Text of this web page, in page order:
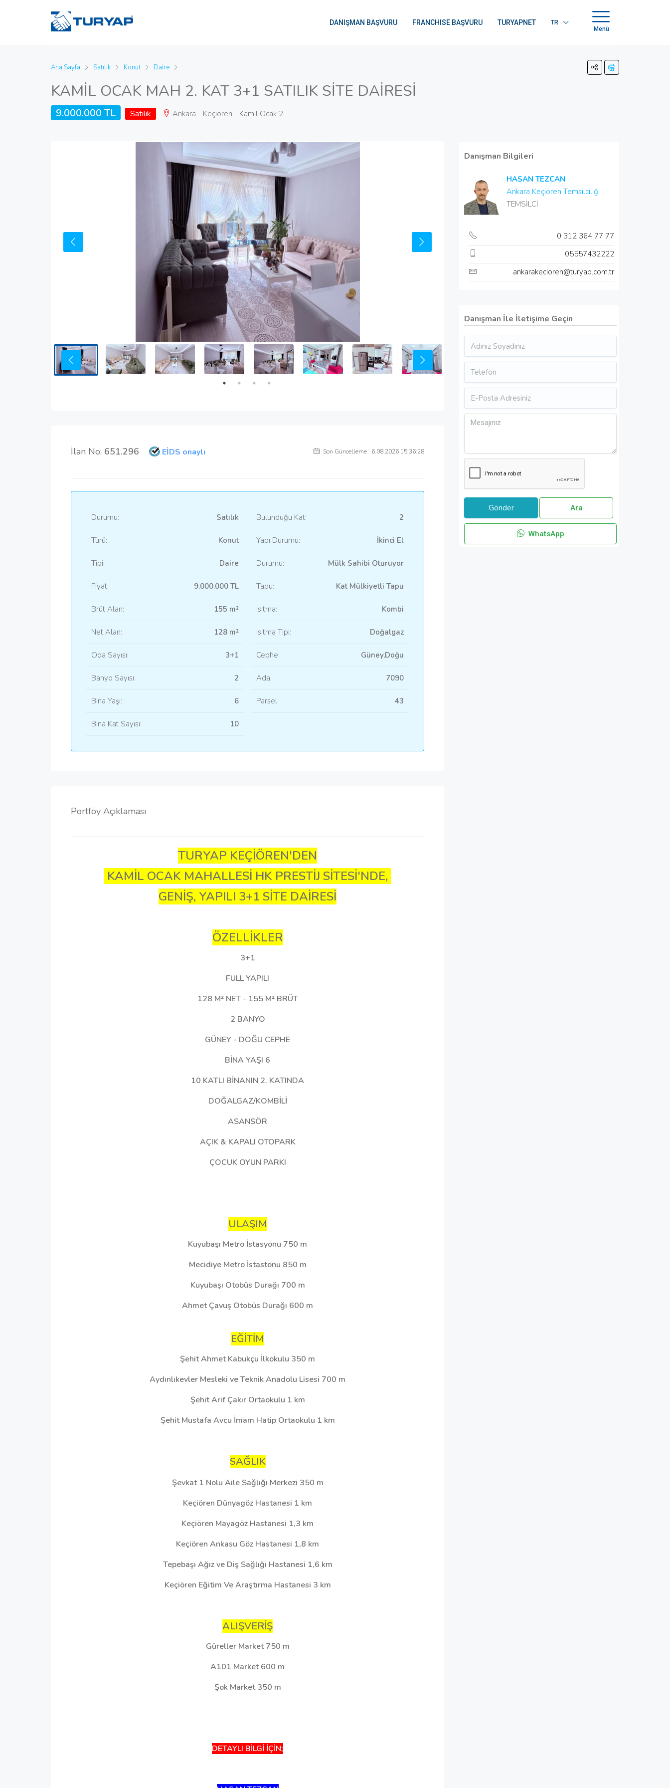
DANIŞMAN BAŞVURU FRANCHISE BAŞVURU TURYAPNET
TR
Menü
Ana Sayfa Satılık Konut Daire
KAMİL OCAK MAH 2. KAT 3+1 SATILIK SİTE DAİRESİ
9.000.000 TL Satılık Ankara - Keçiören - Kamıl Ocak 2
İlan No: 651.296 EİDS onaylı Son Güncelleme : 6.08.2026 15:36:28
Durumu: Satılık
Türü: Konut
Tipi: Daire
Fiyat: 9.000.000 TL
Brüt Alan: 155 m²
Net Alan: 128 m²
Oda Sayısı: 3+1
Banyo Sayısı: 2
Bina Yaşı: 6
Bina Kat Sayısı: 10
Bulunduğu Kat: 2
Yapı Durumu: İkinci El
Durumu: Mülk Sahibi Oturuyor
Tapu: Kat Mülkiyetli Tapu
Isıtma: Kombi
Isıtma Tipi: Doğalgaz
Cephe: Güney,Doğu
Ada: 7090
Parsel: 43
Portföy Açıklaması
TURYAP KEÇİÖREN'DEN
KAMİL OCAK MAHALLESİ HK PRESTİJ SİTESİ'NDE,
GENİŞ, YAPILI 3+1 SİTE DAİRESİ
ÖZELLİKLER
3+1
FULL YAPILI
128 M² NET - 155 M² BRÜT
2 BANYO
GÜNEY - DOĞU CEPHE
BİNA YAŞI 6
10 KATLI BİNANIN 2. KATINDA
DOĞALGAZ/KOMBİLİ
ASANSÖR
AÇIK & KAPALI OTOPARK
ÇOCUK OYUN PARKI
ULAŞIM
Kuyubaşı Metro İstasyonu 750 m
Mecidiye Metro İstastonu 850 m
Kuyubaşı Otobüs Durağı 700 m
Ahmet Çavuş Otobüs Durağı 600 m
EĞİTİM
Şehit Ahmet Kabukçu İlkokulu 350 m
Aydınlıkevler Mesleki ve Teknik Anadolu Lisesi 700 m
Şehit Arif Çakır Ortaokulu 1 km
Şehit Mustafa Avcu İmam Hatip Ortaokulu 1 km
SAĞLIK
Şevkat 1 Nolu Aile Sağlığı Merkezi 350 m
Keçiören Dünyagöz Hastanesi 1 km
Keçiören Mayagöz Hastanesi 1,3 km
Keçiören Ankasu Göz Hastanesi 1,8 km
Tepebaşı Ağız ve Diş Sağlığı Hastanesi 1,6 km
Keçiören Eğitim Ve Araştırma Hastanesi 3 km
ALIŞVERİŞ
Güreller Market 750 m
A101 Market 600 m
Şok Market 350 m
DETAYLI BİLGİ İÇİN;
Danışman Bilgileri
HASAN TEZCAN
Ankara Keçiören Temsilciliği
TEMSİLCİ
0 312 364 77 77
05557432222
ankarakecioren@turyap.com.tr
Danışman İle İletişime Geçin
Ara
WhatsApp